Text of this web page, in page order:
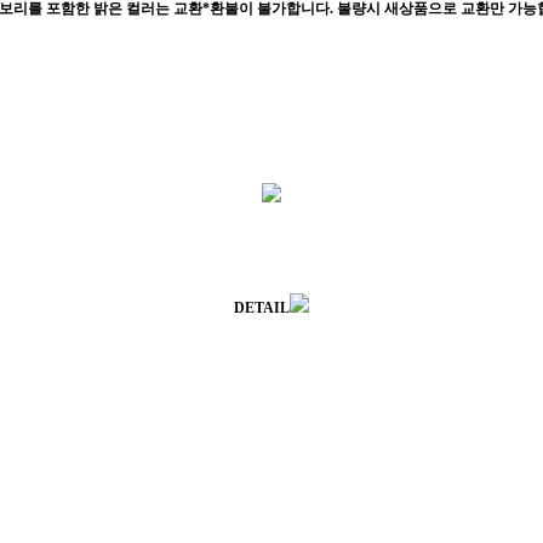
리를 포함한 밝은 컬러는 교환*환불이 불가합니다. 불량시 새상품으로 교환만 가능
DETAIL